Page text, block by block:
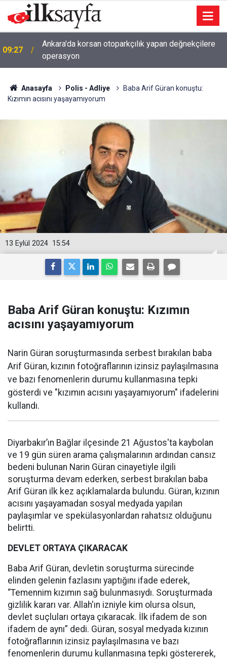
09:27
Ankara'da korsan otoparkçılık yapan değnekçilere
operasyon
Anasayfa Polis - Adliye
Baba Arif Güran konuştu:
Kızımın acısını yaşayamıyorum
15:54
13 Eylül 2024
Baba Arif Güran konuştu: Kızımın
acısını yaşayamıyorum
Narin Güran soruşturmasında serbest bırakılan baba
Arif Güran, kızının fotoğraflarının izinsiz paylaşılmasına
ve bazı fenomenlerin durumu kullanmasına tepki
gösterdi ve "kızımın acısını yaşayamıyorum" ifadelerini
kullandı.
Diyarbakır’ın Bağlar ilçesinde 21 Ağustos'ta kaybolan
ve 19 gün süren arama çalışmalarının ardından cansız
bedeni bulunan Narin Güran cinayetiyle ilgili
soruşturma devam ederken, serbest bırakılan baba
Arif Güran ilk kez açıklamalarda bulundu. Güran, kızının
acısını yaşayamadan sosyal medyada yapılan
paylaşımlar ve spekülasyonlardan rahatsız olduğunu
belirtti.
DEVLET ORTAYA ÇIKARACAK
Baba Arif Güran, devletin soruşturma sürecinde
elinden gelenin fazlasını yaptığını ifade ederek,
“Temennim kızımın sağ bulunmasıydı. Soruşturmada
gizlilik kararı var. Allah'ın izniyle kim olursa olsun,
devlet suçluları ortaya çıkaracak. İlk ifadem de son
ifadem de aynı” dedi. Güran, sosyal medyada kızının
fotoğraflarının izinsiz paylaşılmasına ve bazı
fenomenlerin durumu kullanmasına tepki göstererek,